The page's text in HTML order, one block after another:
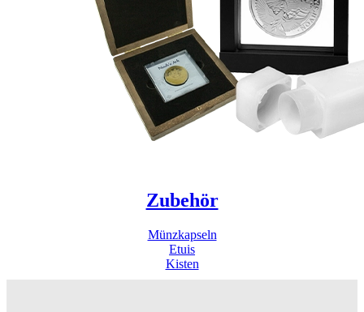
Zubehör
Münzkapseln
Etuis
Kisten